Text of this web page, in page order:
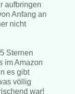
aufbringen
Anfang an
nicht
Sternen
im Amazon
es gibt
völlig
war!